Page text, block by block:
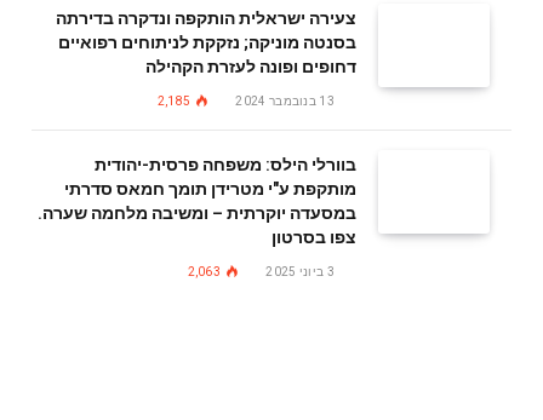
צעירה ישראלית הותקפה ונדקרה בדירתה
בסנטה מוניקה; נזקקת לניתוחים רפואיים
דחופים ופונה לעזרת הקהילה
13 בנובמבר 2024 2,185
בוורלי הילס: משפחה פרסית-יהודית
מותקפת ע"י מטרידן תומך חמאס סדרתי
במסעדה יוקרתית – ומשיבה מלחמה שערה.
צפו בסרטון
3 ביוני 2025 2,063